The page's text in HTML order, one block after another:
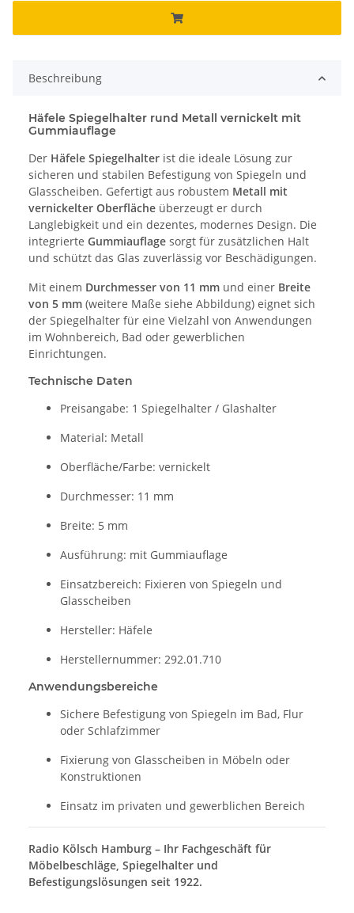
Beschreibung
Häfele Spiegelhalter rund Metall vernickelt mit
Gummiauflage
Der Häfele Spiegelhalter ist die ideale Lösung zur
sicheren und stabilen Befestigung von Spiegeln und
Glasscheiben. Gefertigt aus robustem Metall mit
vernickelter Oberfläche überzeugt er durch
Langlebigkeit und ein dezentes, modernes Design. Die
integrierte Gummiauflage sorgt für zusätzlichen Halt
und schützt das Glas zuverlässig vor Beschädigungen.
Mit einem Durchmesser von 11 mm und einer Breite
von 5 mm (weitere Maße siehe Abbildung) eignet sich
der Spiegelhalter für eine Vielzahl von Anwendungen
im Wohnbereich, Bad oder gewerblichen
Einrichtungen.
Technische Daten
Preisangabe: 1 Spiegelhalter / Glashalter
Material: Metall
Oberfläche/Farbe: vernickelt
Durchmesser: 11 mm
Breite: 5 mm
Ausführung: mit Gummiauflage
Einsatzbereich: Fixieren von Spiegeln und
Glasscheiben
Hersteller: Häfele
Herstellernummer: 292.01.710
Anwendungsbereiche
Sichere Befestigung von Spiegeln im Bad, Flur
oder Schlafzimmer
Fixierung von Glasscheiben in Möbeln oder
Konstruktionen
Einsatz im privaten und gewerblichen Bereich
Radio Kölsch Hamburg – Ihr Fachgeschäft für
Möbelbeschläge, Spiegelhalter und
Befestigungslösungen seit 1922.